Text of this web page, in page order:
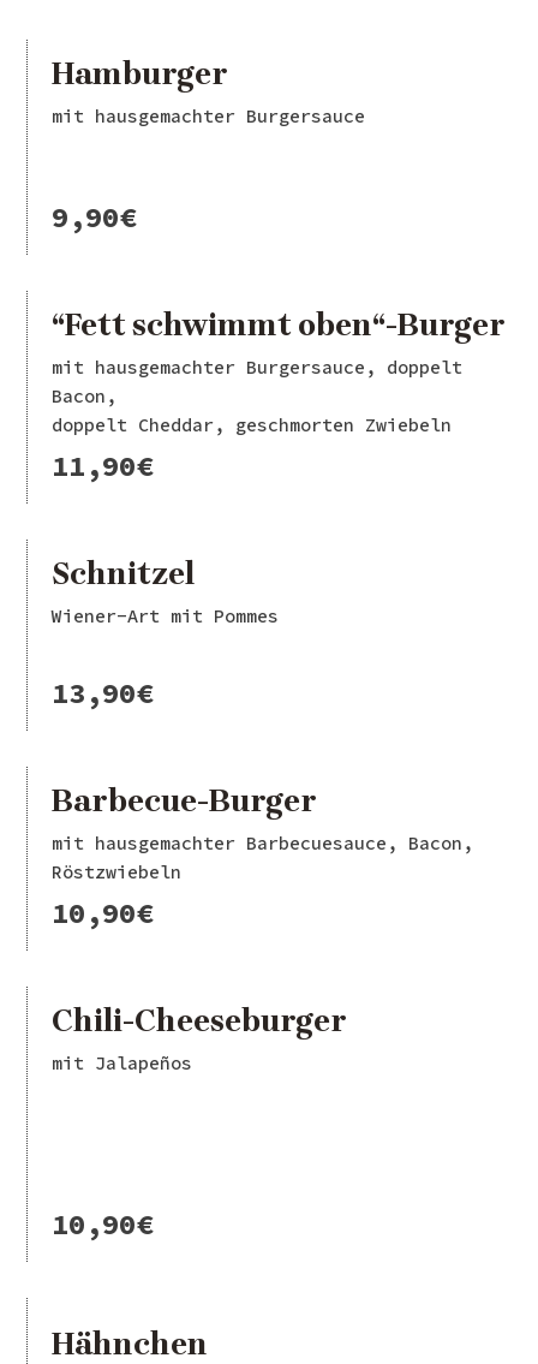
Hamburger
mit hausgemachter Burgersauce
9,90€
“Fett schwimmt oben“-Burger
mit hausgemachter Burgersauce, doppelt
Bacon,
doppelt Cheddar, geschmorten Zwiebeln
11,90€
Schnitzel
Wiener-Art mit Pommes
13,90€
Barbecue-Burger
mit hausgemachter Barbecuesauce, Bacon,
Röstzwiebeln
10,90€
Chili-Cheeseburger
mit Jalapeños
10,90€
Hähnchen